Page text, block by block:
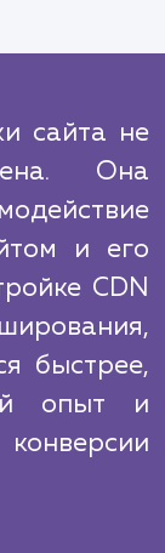
выполнить
-
гордимся
нашим